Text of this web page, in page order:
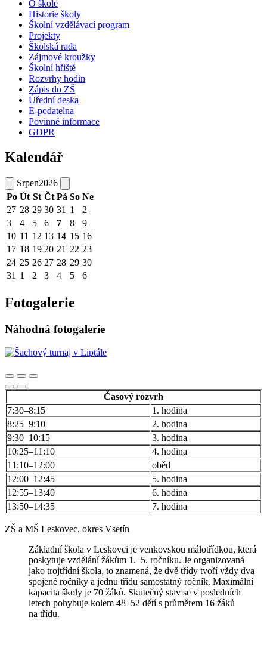
O škole
Historie školy
Školní vzdělávací program
Projekty
Školská rada
Zájmové kroužky
Školní hřiště
Rozvrhy hodin
Zápis do ZŠ
Úřední deska
E-podatelna
Povinné informace
GDPR
Kalendář
Srpen2026
Po Út St Čt Pá So Ne
27 28 29 30 31 1
2
3
4 5 6 7 8
9
10 11 12 13 14 15 16
17 18 19 20 21 22 23
24 25 26 27 28 29 30
31 1 2 3 4 5 6
Fotogalerie
Náhodná fotogalerie
Časový rozvrh
7:30–8:15
1. hodina
8:25–9:10
2. hodina
9:30–10:15
3. hodina
10:25–11:10
4. hodina
11:10–12:00
oběd
12:00–12:45
5. hodina
12:55–13:40
6. hodina
13:50–14:35
7. hodina
ZŠ a MŠ Leskovec, okres Vsetín
Základní škola v Leskovci je venkovskou málotřídkou, která
poskytuje vzdělání žákům 1.–5. ročníku. Je organizovaná
jako trojtřídní škola, to znamená, že dvě třídy tvoří vždy dva
spojené ročníky a jednu třídu samostatný ročník. Maximální
kapacita školy je 70 žáků. Skutečný stav se v posledních
letech pohybuje kolem 48–52 dětí s průměrem 16 žáků
na třídu.